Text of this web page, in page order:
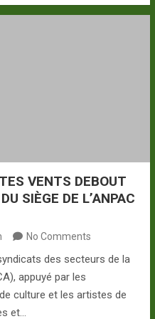
VENTS DEBOUT
SIÈGE DE L’ANPAC
No Comments
des secteurs de la
appuyé par les
culture et les artistes de
et…